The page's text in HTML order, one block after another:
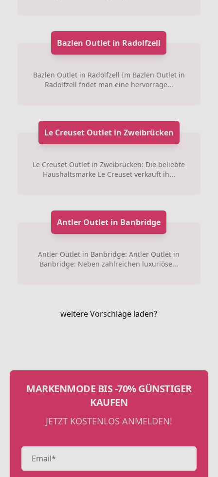
Bazlen Outlet in Radolfzell
Bazlen Outlet in Radolfzell Im Bazlen Outlet in
Radolfzell fndet man eine hervorrage...
Le Creuset Outlet in Zweibrücken
Le Creuset Outlet in Zweibrücken: Die beliebte
Haushaltsmarke Le Creuset verkauft ih...
Antler Outlet in Banbridge
Antler Outlet in Banbridge: Antler Outlet in
Banbridge: Neben zahlreichen luxuriöse...
weitere Vorschläge laden?
MARKENMODE BIS -70% GÜNSTIGER
KAUFEN
JETZT KOSTENLOS ANMELDEN!